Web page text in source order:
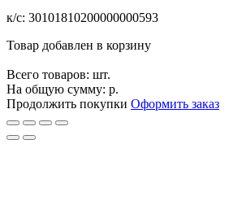
к/с: 30101810200000000593
Товар добавлен в корзину
Всего товаров: шт.
На общую сумму: р.
Продолжить покупки Оформить заказ